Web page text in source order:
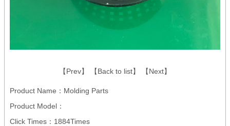
【Prev】 【Back to list】 【Next】
Product Name：Molding Parts
Product Model：
Click Times：1884Times